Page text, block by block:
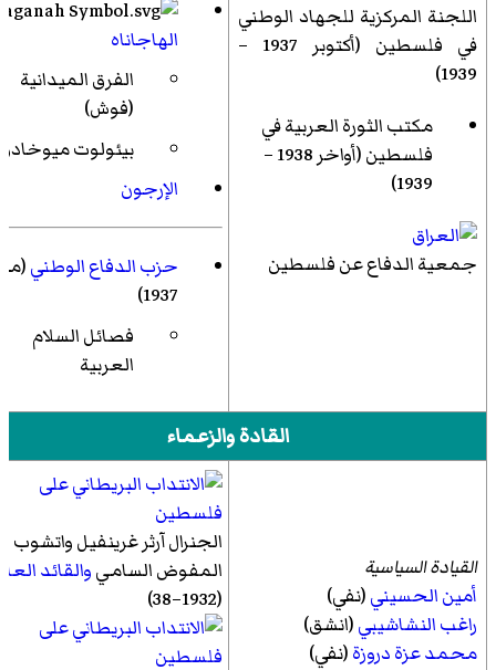
اللجنة المركزية للجهاد الوطني
في فلسطين
(أكتوبر 1937 –
1939)
مكتب الثورة العربية في
فلسطين (أواخر 1938 –
1939)
جمعية الدفاع عن فلسطين
الهاجاناه
الفرق الميدانية
(فوش)
بيئولوت
الإرجون
حزب الدفاع الوطني
1937)
فصائل السلام
العربية
القادة والزعماء
القيادة السياسية
أمين الحسيني(نفي)
راغب النشاشيبي(انشق)
محمد عزة دروزة(نفي)
الجنرالآرثر غرينفيل واتشوب
المفوض الساميوالقائد
(1932–38)